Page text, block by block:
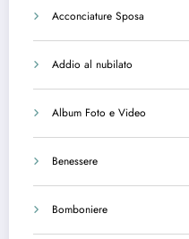
Acconciature Sposa
Addio al nubilato
Album Foto e Video
Benessere
Bomboniere